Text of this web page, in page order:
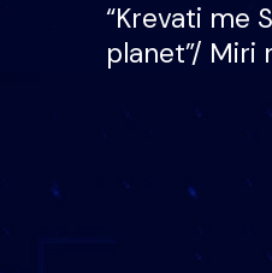
“Krevati me
planet”/
mungojë